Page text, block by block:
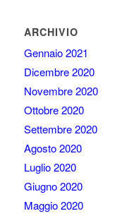
ARCHIVIO
Gennaio 2021
Dicembre 2020
Novembre 2020
Ottobre 2020
Settembre 2020
Agosto 2020
Luglio 2020
Giugno 2020
Maggio 2020